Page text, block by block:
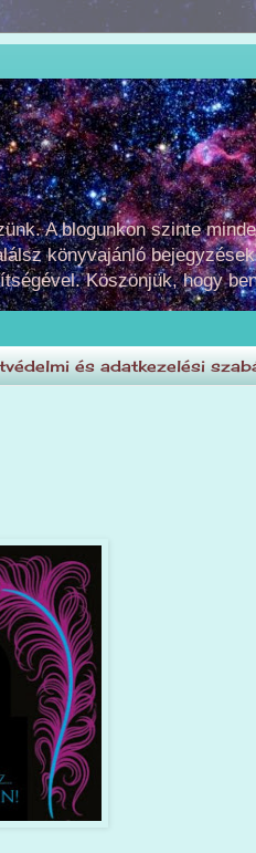
A blogunkon szinte
könyvajánló
Köszönjük, hogy
és adatkezelési